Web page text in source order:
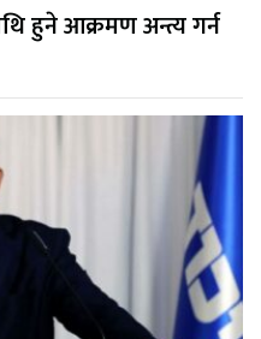
हुने आक्रमण अन्त्य गर्न